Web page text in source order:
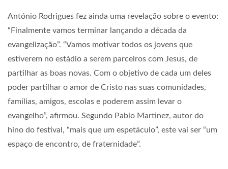
António Rodrigues fez ainda uma revelação sobre o evento:
“Finalmente vamos terminar lançando a década da
evangelização”. “Vamos motivar todos os jovens que
estiverem no estádio a serem parceiros com Jesus, de
partilhar as boas novas. Com o objetivo de cada um deles
poder partilhar o amor de Cristo nas suas comunidades,
famílias, amigos, escolas e poderem assim levar o
evangelho”, afirmou. Segundo Pablo Martinez, autor do
hino do festival, “mais que um espetáculo”, este vai ser “um
espaço de encontro, de fraternidade”.